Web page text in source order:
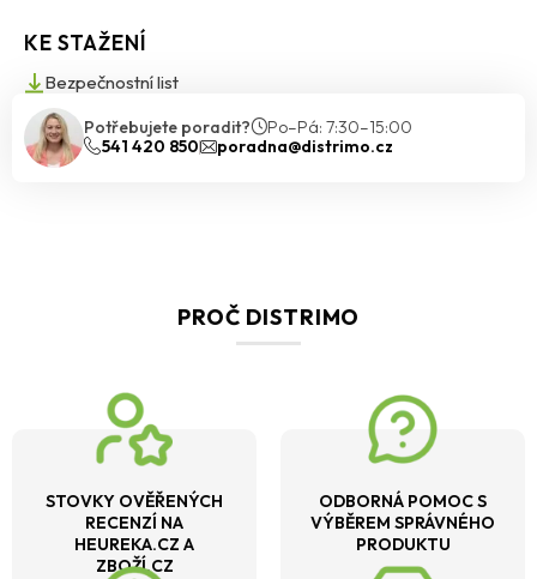
KE STAŽENÍ
Bezpečnostní list
Potřebujete poradit?
Po–Pá: 7:30–15:00
541 420 850
poradna@distrimo.cz
PROČ DISTRIMO
STOVKY OVĚŘENÝCH
RECENZÍ NA
HEUREKA.CZ A
ZBOŽÍ.CZ
ODBORNÁ POMOC S
VÝBĚREM SPRÁVNÉHO
PRODUKTU